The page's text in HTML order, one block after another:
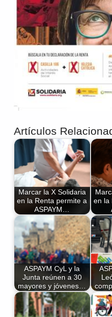
Artículos
Marcar la X Solidaria
en la Renta permite a
ASPAYM…
en la
ASPAYM CyL y la
Junta reúnen a 30
mayores y jóvenes…